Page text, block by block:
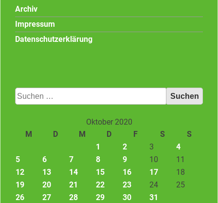
Archiv
Impressum
Datenschutzerklärung
Suchen
nach:
Oktober 2020
M
D M D F S
S
1
2 3
4
5
6 7 8 9 10
11
12
13 14 15 16 17
18
19
20 21 22 23 24
25
26
27 28 29 30 31